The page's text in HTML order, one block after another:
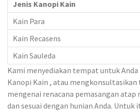
Jenis Kanopi Kain
Kain Para
Kain Recasens
Kain Sauleda
Kami menyediakan tempat untuk
Kanopi Kain , atau
mengenai renacana pemasangan atap
dan sesuai dengan hunian Anda. Untuk